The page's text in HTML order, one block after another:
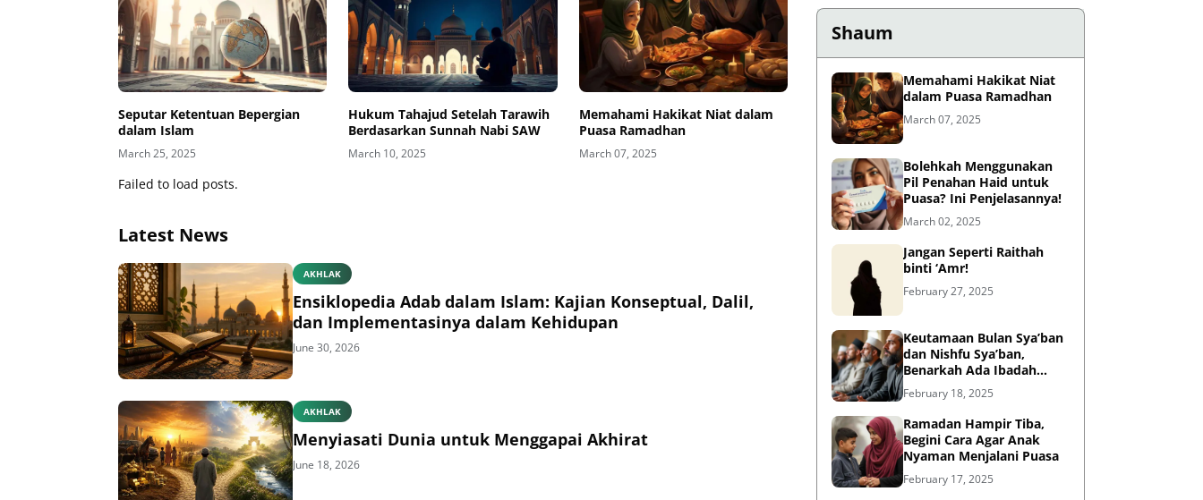
Seputar Ketentuan Bepergian
dalam Islam
March 25, 2025
Hukum Tahajud Setelah Tarawih
Berdasarkan Sunnah Nabi SAW
March 10, 2025
Memahami Hakikat Niat dalam
Puasa Ramadhan
March 07, 2025
Failed to load posts.
Latest News
AKHLAK
Ensiklopedia Adab dalam Islam: Kajian Konseptual, Dalil,
dan Implementasinya dalam Kehidupan
June 30, 2026
AKHLAK
Menyiasati Dunia untuk Menggapai Akhirat
June 18, 2026
Shaum
Memahami Hakikat Niat
dalam Puasa Ramadhan
March 07, 2025
Bolehkah Menggunakan
Pil Penahan Haid untuk
Puasa? Ini Penjelasannya!
March 02, 2025
Jangan Seperti Raithah
binti ‘Amr!
February 27, 2025
Keutamaan Bulan Sya’ban
dan Nishfu Sya’ban,
Benarkah Ada Ibadah
Khusus?
February 18, 2025
Ramadan Hampir Tiba,
Begini Cara Agar Anak
Nyaman Menjalani Puasa
February 17, 2025